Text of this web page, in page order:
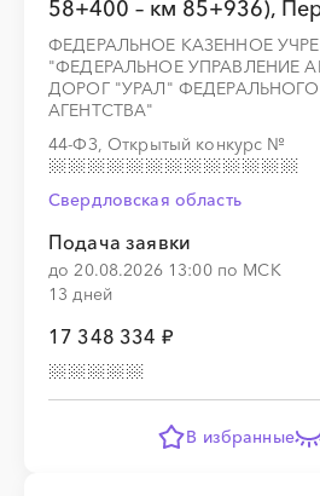
58+400 – км 85+936),
ФЕДЕРАЛЬНОЕ КАЗЕННОЕ
"ФЕДЕРАЛЬНОЕ УПРАВЛЕНИЕ
ДОРОГ "УРАЛ"
АГЕНТСТВА"
44-ФЗ, Открытый конкурс №
Свердловская область
Подача заявки
до 20.08.2026 13:00 по МСК
13 дней
17 348 334 ₽
В избранные